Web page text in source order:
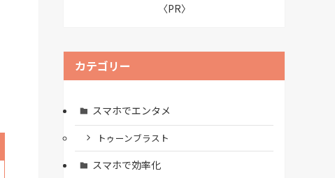
〈PR〉
カテゴリー
スマホでエンタメ
トゥーンブラスト
スマホで効率化